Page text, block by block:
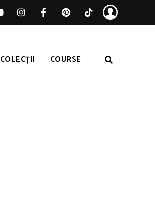
COLECȚII COURSE